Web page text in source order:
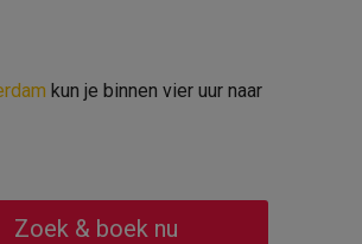
kun je binnen vier uur naar
Zoek & boek nu